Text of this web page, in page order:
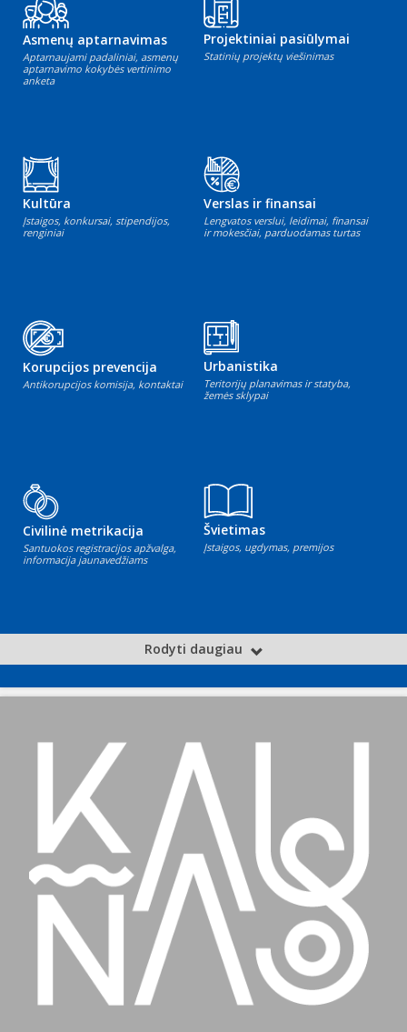
Asmenų aptarnavimas
Aptarnaujami padaliniai, asmenų
aptarnavimo kokybės vertinimo
anketa
Projektiniai pasiūlymai
Statinių projektų viešinimas
Kultūra
Įstaigos, konkursai, stipendijos,
renginiai
Verslas ir finansai
Lengvatos verslui, leidimai, finansai
ir mokesčiai, parduodamas turtas
Korupcijos prevencija
Antikorupcijos komisija, kontaktai
Urbanistika
Teritorijų planavimas ir statyba,
žemės sklypai
Civilinė metrikacija
Santuokos registracijos apžvalga,
informacija jaunavedžiams
Švietimas
Įstaigos, ugdymas, premijos
Rodyti daugiau